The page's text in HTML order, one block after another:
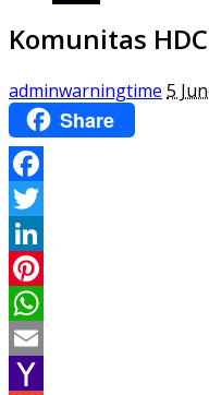
Komunitas
adminwarningtime 5
Share
Facebook
Twitter
LinkedIn
Pinterest
WhatsApp
Email